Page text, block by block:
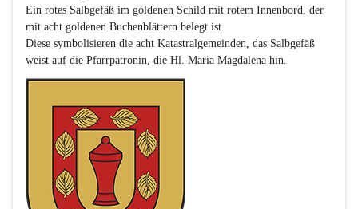
Ein rotes Salbgefäß im goldenen Schild mit rotem Innenbord, der
mit acht goldenen Buchenblättern belegt ist.
Diese symbolisieren die acht Katastralgemeinden, das Salbgefäß